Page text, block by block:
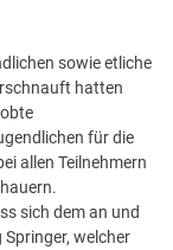
sowie etliche
hatten
für die
allen Teilnehmern
sich dem an und
welcher